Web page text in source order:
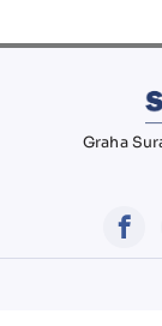
Graha